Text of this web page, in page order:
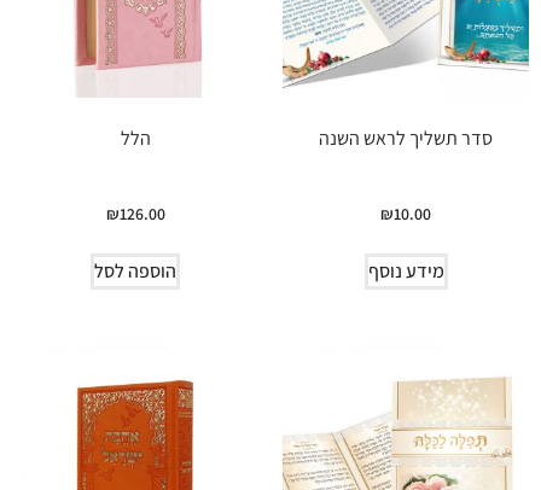
סדר תשליך לראש השנה
₪10.00
מידע נוסף
הלל
₪126.00
הוספה לסל